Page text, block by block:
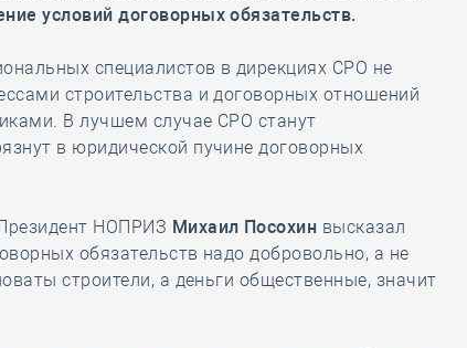
условий договорных обязательств.
специалистов в дирекциях СРО не
строительства и договорных отношений
В лучшем случае СРО станут
в юридической пучине договорных
НОПРИЗ Михаил Посохин высказал
обязательств надо добровольно, а не
строители, а деньги общественные, значит